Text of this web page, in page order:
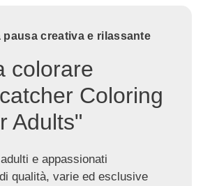
creativa e rilassante
colorare
Coloring
Adults"
e appassionati
qualità, varie ed esclusive